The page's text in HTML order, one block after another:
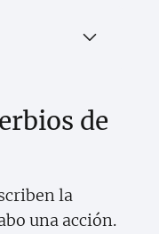
de
la
una acción.